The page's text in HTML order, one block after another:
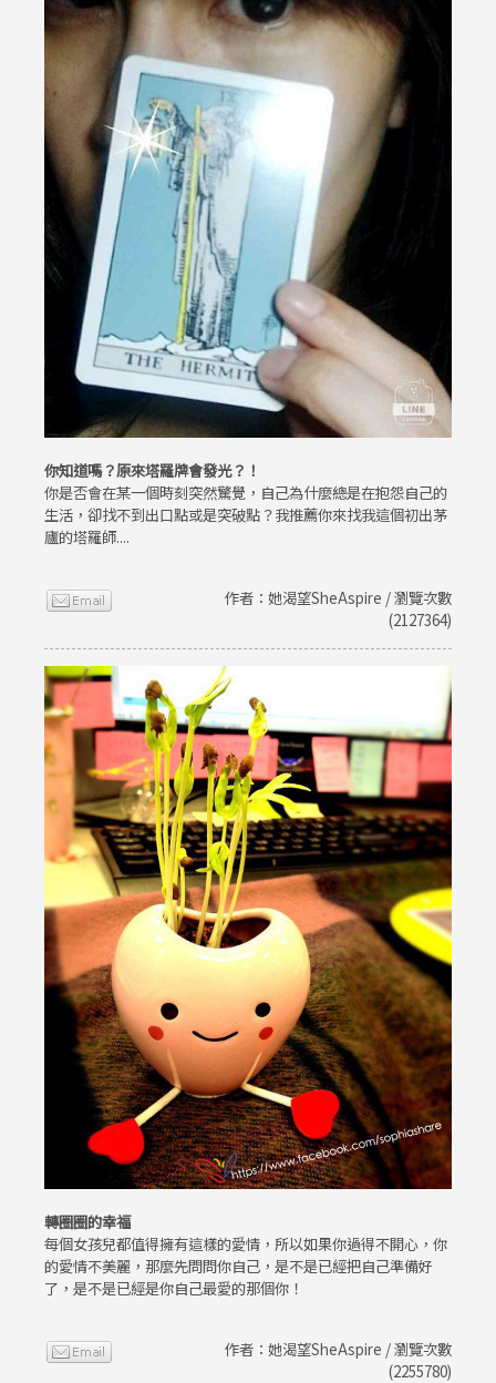
你知道嗎？原來塔羅牌會發光？！
你是否會在某一個時刻突然驚覺，自己為什麼總是在抱怨自己的
生活，卻找不到出口點或是突破點？我推薦你來找我這個初出茅
廬的塔羅師....
作者：她渴望SheAspire / 瀏覽次數
(2127364)
轉圈圈的幸福
每個女孩兒都值得擁有這樣的愛情，所以如果你過得不開心，你
的愛情不美麗，那麼先問問你自己，是不是已經把自己準備好
了，是不是已經是你自己最愛的那個你！
作者：她渴望SheAspire / 瀏覽次數
(2255780)